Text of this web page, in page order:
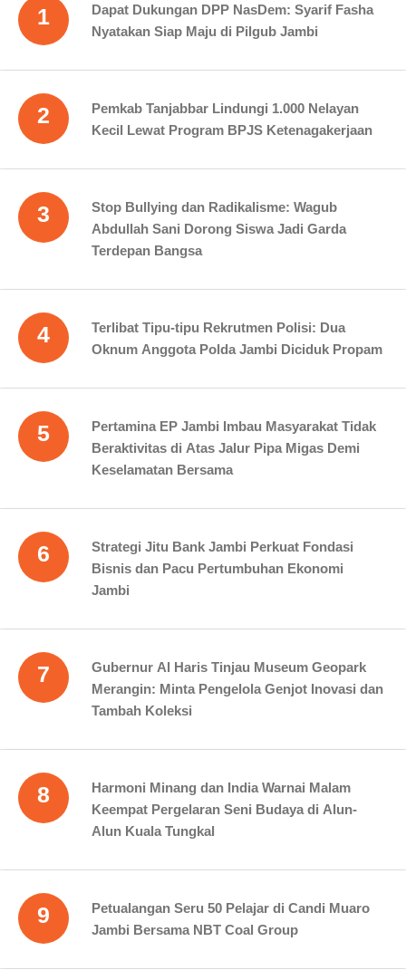
1
Dapat Dukungan DPP NasDem: Syarif Fasha
Nyatakan Siap Maju di Pilgub Jambi
2
Pemkab Tanjabbar Lindungi 1.000 Nelayan
Kecil Lewat Program BPJS Ketenagakerjaan
3
Stop Bullying dan Radikalisme: Wagub
Abdullah Sani Dorong Siswa Jadi Garda
Terdepan Bangsa
4
Terlibat Tipu-tipu Rekrutmen Polisi: Dua
Oknum Anggota Polda Jambi Diciduk Propam
5
Pertamina EP Jambi Imbau Masyarakat Tidak
Beraktivitas di Atas Jalur Pipa Migas Demi
Keselamatan Bersama
6
Strategi Jitu Bank Jambi Perkuat Fondasi
Bisnis dan Pacu Pertumbuhan Ekonomi
Jambi
7
Gubernur Al Haris Tinjau Museum Geopark
Merangin: Minta Pengelola Genjot Inovasi dan
Tambah Koleksi
8
Harmoni Minang dan India Warnai Malam
Keempat Pergelaran Seni Budaya di Alun-
Alun Kuala Tungkal
9
Petualangan Seru 50 Pelajar di Candi Muaro
Jambi Bersama NBT Coal Group